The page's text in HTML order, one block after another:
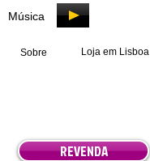
Música
Sobre Loja em Lisboa
REVENDA